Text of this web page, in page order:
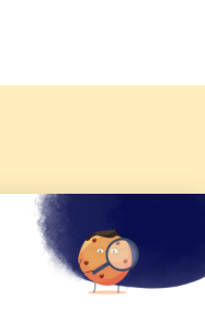
2026 de KTO